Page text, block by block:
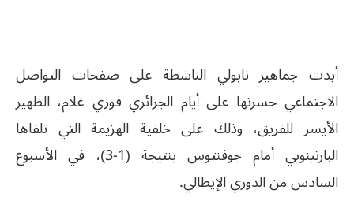
أبدت جماهير نابولي الناشطة على صفحات التواصل
الاجتماعي حسرتها على أيام الجزائري فوزي غلام، الظهير
الأيسر للفريق، وذلك على خلفية الهزيمة التي تلقاها
البارتينوبي أمام جوفنتوس بنتيجة (1-3)، في الأسبوع
السادس من الدوري الإيطالي.